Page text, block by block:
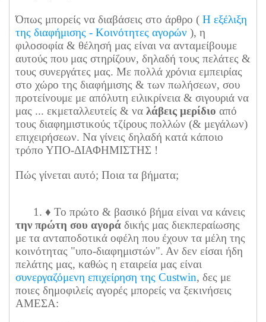
Όπως μπορείς να διαβάσεις στο άρθρο ( Η εξέλιξη
της διαφήμισης - Κοινότητες αγορών ), η
φιλοσοφία & θέλησή μας είναι να ανταμείβουμε
αυτούς που μας στηρίζουν, δηλαδή τους πελάτες &
τους συνεργάτες μας. Με πολλά χρόνια εμπειρίας
στο χώρο της διαφήμισης & των πωλήσεων, σου
προτείνουμε με απόλυτη ειλικρίνεια & σιγουριά να
μας ... εκμεταλλευτείς & να λάβεις μερίδιο από
τους διαφημιστικούς τζίρους πολλών (& μεγάλων)
επιχειρήσεων. Να γίνεις δηλαδή κατά κάποιο
τρόπο ΥΠΟ-ΔΙΑΦΗΜΙΣΤΗΣ !
Πώς γίνεται αυτό; Ποια τα βήματα;
1. ♦ Το πρώτο & βασικό βήμα είναι να κάνεις
την πρώτη σου αγορά δικής μας διεκπεραίωσης
με τα ανταποδοτικά οφέλη που έχουν τα μέλη της
κοινότητας "υπο-διαφημιστών". Αν δεν είσαι ήδη
πελάτης μας, καθώς η εταιρεία μας είναι
συνεργαζόμενη επιχείρηση της Custwin, δες με
ποιες δημοφιλείς αγορές μπορείς να ξεκινήσεις
ΑΜΕΣΑ: